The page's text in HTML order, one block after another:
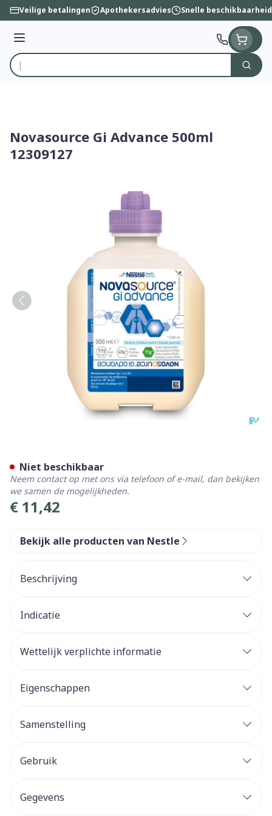
Ga naar de inhoud
Veilige betalingen Apothekersadvies Snelle beschikbaarheid
Menu
Product, merk, categorie...
Zoek
Novasource Gi Advance 500ml
12309127
€ 11,42
Niet beschikbaar
Neem contact op met ons via telefoon of e-mail, dan bekijken
we samen de mogelijkheden.
Bekijk alle producten van Nestle
Beschrijving
Indicatie
Wettelijk verplichte informatie
Eigenschappen
Samenstelling
Gebruik
Gegevens